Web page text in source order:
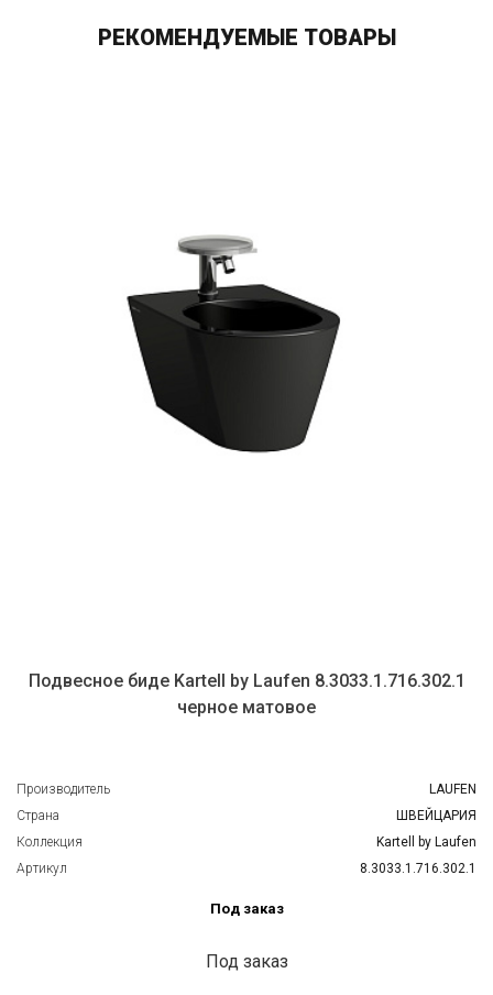
РЕКОМЕНДУЕМЫЕ ТОВАРЫ
Подвесное биде Kartell by Laufen 8.3033.1.716.302.1
черное матовое
Производитель
LAUFEN
Страна
ШВЕЙЦАРИЯ
Коллекция
Kartell by Laufen
Артикул
8.3033.1.716.302.1
Под заказ
Под заказ